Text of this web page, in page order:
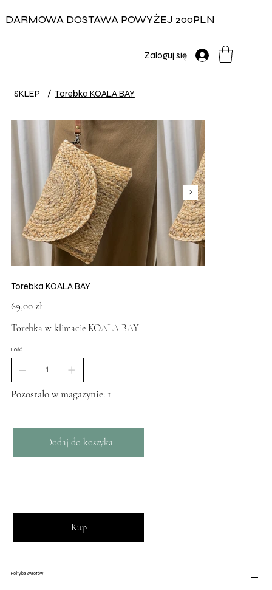
DARMOWA DOSTAWA POWYŻEJ 200PLN
Zaloguj się
SKLEP / Torebka KOALA BAY
Torebka KOALA BAY
Cena
69,00 zł
Torebka w klimacie KOALA BAY
ILOŚĆ
Pozostało w magazynie: 1
Dodaj do koszyka
Kup
Polityka Zwrotów